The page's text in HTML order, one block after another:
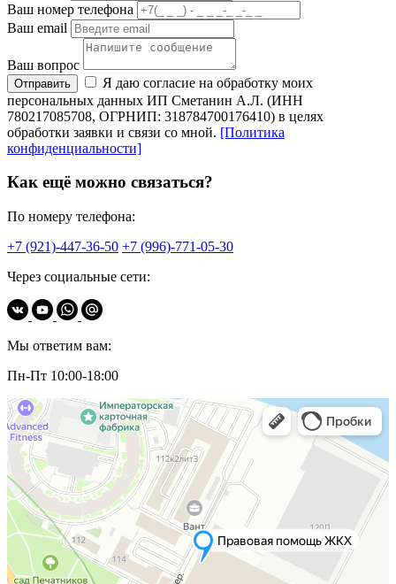
Ваш номер телефона
Ваш email
Ваш вопрос
Отправить
Я даю согласие на обработку моих
персональных данных ИП Сметанин А.Л. (ИНН
780217085708, ОГРНИП: 318784700176410) в целях
обработки заявки и связи со мной. [Политика
конфиденциальности]
Как ещё можно связаться?
По номеру телефона:
+7 (921)-447-36-50 +7 (996)-771-05-30
Через социальные сети:
Мы ответим вам:
Пн-Пт 10:00-18:00